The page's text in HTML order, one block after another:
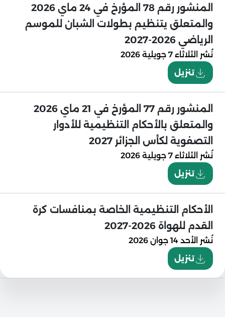
المنشور رقم 78 المؤرخ في 24 ماي 2026
والمتعلق يتنظيم بطولات الشبان للموسم
الرياضي 2026-2027
نُشر
الثلاثاء 7 جويلية 2026
تنزيل
المنشور رقم 77 المؤرخ في 21 ماي 2026
والمتعلق بالأحكام التنظيمية للأدوار
التصفوية لكأس الجزائر 2027
نُشر
الثلاثاء 7 جويلية 2026
تنزيل
الأحكام التنظيمية الخاصة بمنافسات كرة
القدم للهواة 2026-2027
نُشر الأحد 14 جوان 2026
تنزيل